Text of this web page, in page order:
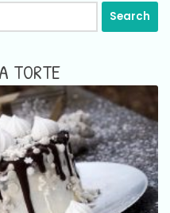
TORTE